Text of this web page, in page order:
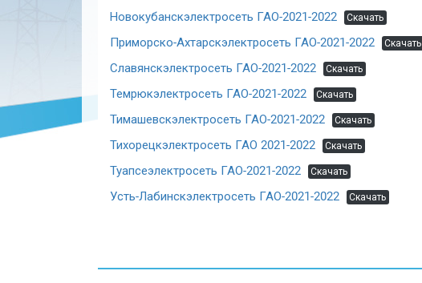
Новокубанскэлектросеть ГАО-2021-2022 Скачать
Приморско-Ахтарскэлектросеть ГАО-2021-2022 Скачать
Славянскэлектросеть ГАО-2021-2022 Скачать
Темрюкэлектросеть ГАО-2021-2022 Скачать
Тимашевскэлектросеть ГАО-2021-2022 Скачать
Тихорецкэлектросеть ГАО 2021-2022 Скачать
Туапсеэлектросеть ГАО-2021-2022 Скачать
Усть-Лабинскэлектросеть ГАО-2021-2022 Скачать